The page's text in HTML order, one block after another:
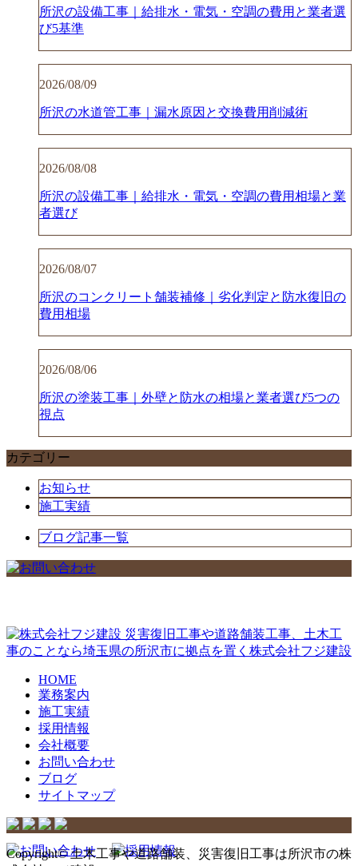
所沢の設備工事｜給排水・電気・空調の費用と業者選
び5基準
2026/08/09
所沢の水道管工事｜漏水原因と交換費用削減術
2026/08/08
所沢の設備工事｜給排水・電気・空調の費用相場と業
者選び
2026/08/07
所沢のコンクリート舗装補修｜劣化判定と防水復旧の
費用相場
2026/08/06
所沢の塗装工事｜外壁と防水の相場と業者選び5つの
視点
カテゴリー
お知らせ
施工実績
ブログ記事一覧
災害復旧工事や道路舗装工事、土木工
事のことなら埼玉県の所沢市に拠点を置く株式会社フジ建設
HOME
業務案内
施工実績
採用情報
会社概要
お問い合わせ
ブログ
サイトマップ
Copyright© 土木工事や道路舗装、災害復旧工事は所沢市の株